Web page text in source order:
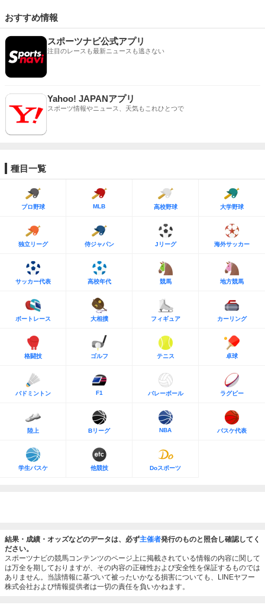
おすすめ情報
スポーツナビ公式アプリ
注目のレースも最新ニュースも逃さない
Yahoo! JAPANアプリ
スポーツ情報やニュース、天気もこれひとつで
種目一覧
プロ野球 MLB 高校野球 大学野球
独立リーグ 侍ジャパン Jリーグ 海外サッカー
サッカー代表 高校年代 競馬 地方競馬
ボートレース 大相撲 フィギュア カーリング
格闘技 ゴルフ テニス 卓球
バドミントン F1 バレーボール ラグビー
陸上 Bリーグ NBA バスケ代表
学生バスケ 他競技 Doスポーツ
結果・成績・オッズなどのデータは、必ず主催者発行のものと照合し確認してく
ださい。
スポーツナビの競馬コンテンツのページ上に掲載されている情報の内容に関して
は万全を期しておりますが、その内容の正確性および安全性を保証するものでは
ありません。当該情報に基づいて被ったいかなる損害についても、LINEヤフー
株式会社および情報提供者は一切の責任を負いかねます。